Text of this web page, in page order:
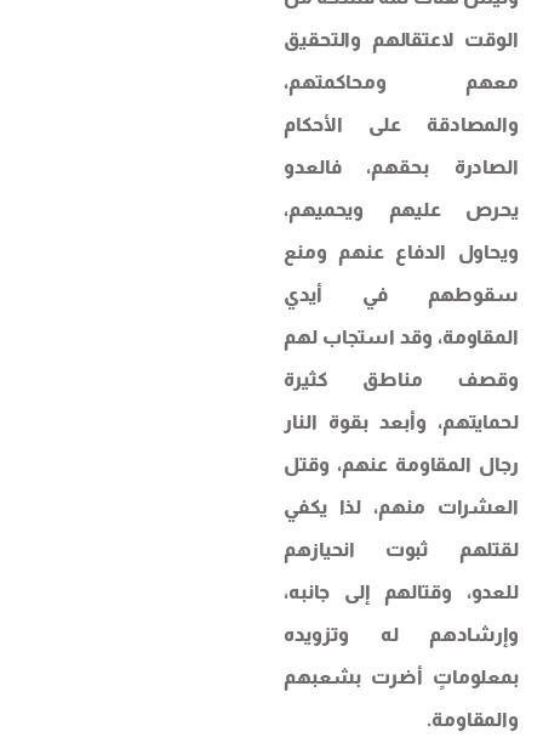
الوقت لاعتقالهم والتحقيق
معهم ومحاكمتهم،
والمصادقة على الأحكام
الصادرة بحقهم، فالعدو
يحرص عليهم ويحميهم،
ويحاول الدفاع عنهم ومنع
سقوطهم في أيدي
المقاومة، وقد استجاب لهم
وقصف مناطق كثيرة
لحمايتهم، وأبعد بقوة النار
رجال المقاومة عنهم، وقتل
العشرات منهم، لذا يكفي
لقتلهم ثبوت انحيازهم
للعدو، وقتالهم إلى جانبه،
وإرشادهم له وتزويده
بمعلوماتٍ أضرت بشعبهم
والمقاومة.